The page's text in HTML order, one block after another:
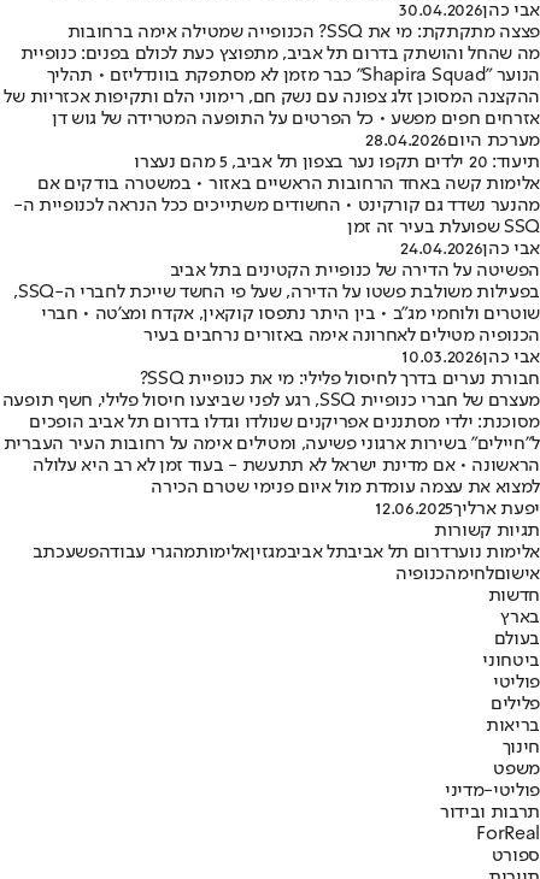
אבי כהן30.04.2026
פצצה מתקתקת: מי את SSQ? הכנופייה שמטילה אימה ברחובות
מה שהחל והושתק בדרום תל אביב, מתפוצץ כעת לכולם בפנים: כנופיית
הנוער "Shapira Squad" כבר מזמן לא מסתפקת בוונדליזם • תהליך
ההקצנה המסוכן זלג צפונה עם נשק חם, רימוני הלם ותקיפות אכזריות של
אזרחים חפים מפשע • כל הפרטים על התופעה המטרידה של גוש דן
מערכת היום28.04.2026
תיעוד: 20 ילדים תקפו נער בצפון תל אביב, 5 מהם נעצרו
אלימות קשה באחד הרחובות הראשיים באזור • במשטרה בודקים אם
מהנער נשדד גם קורקינט • החשודים משתייכים ככל הנראה לכנופיית ה-
SSQ שפועלת בעיר זה זמן
אבי כהן24.04.2026
הפשיטה על הדירה של כנופיית הקטינים בתל אביב
בפעילות משולבת פשטו על הדירה, שעל פי החשד שייכת לחברי ה-SSQ,
שוטרים ולוחמי מג"ב • בין היתר נתפסו קוקאין, אקדח ומצ'טה • חברי
הכנופיה מטילים לאחרונה אימה באזורים נרחבים בעיר
אבי כהן10.03.2026
חבורת נערים בדרך לחיסול פלילי: מי את כנופיית SSQ?
מעצרם של חברי כנופיית SSQ, רגע לפני שביצעו חיסול פלילי, חשף תופעה
מסוכנת: ילדי מסתננים אפריקנים שנולדו וגדלו בדרום תל אביב הופכים
ל"חיילים" בשירות ארגוני פשיעה, ומטילים אימה על רחובות העיר העברית
הראשונה • אם מדינת ישראל לא תתעשת - בעוד זמן לא רב היא עלולה
למצוא את עצמה עומדת מול איום פנימי שטרם הכירה
יפעת ארליך12.06.2025
תגיות קשורות
אלימות נוערדרום תל אביבתל אביבמגזיןאלימותמהגרי עבודהפשעכתב
אישוםלחימהכנופיה
חדשות
בארץ
בעולם
ביטחוני
פוליטי
פלילים
בריאות
חינוך
משפט
פוליטי-מדיני
תרבות ובידור
ForReal
ספורט